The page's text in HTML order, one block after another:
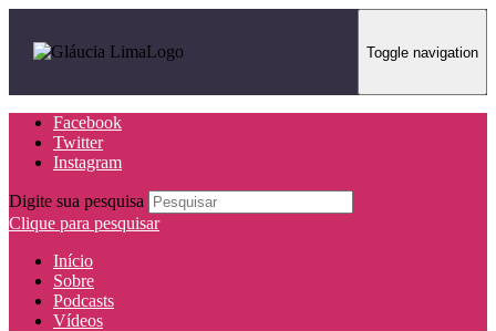
Toggle navigation
Facebook
Twitter
Instagram
Digite sua pesquisa
Clique para pesquisar
Início
Sobre
Podcasts
Vídeos